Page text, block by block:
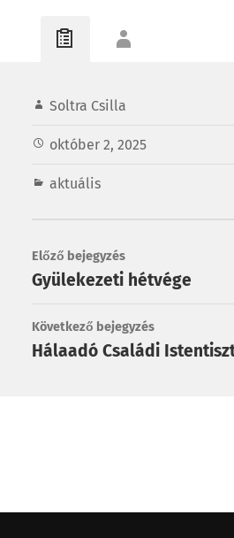
Soltra Csilla
október 2, 2025
aktuális
Előző bejegyzés
Gyülekezeti hétvége
Következő bejegyzés
Hálaadó Családi